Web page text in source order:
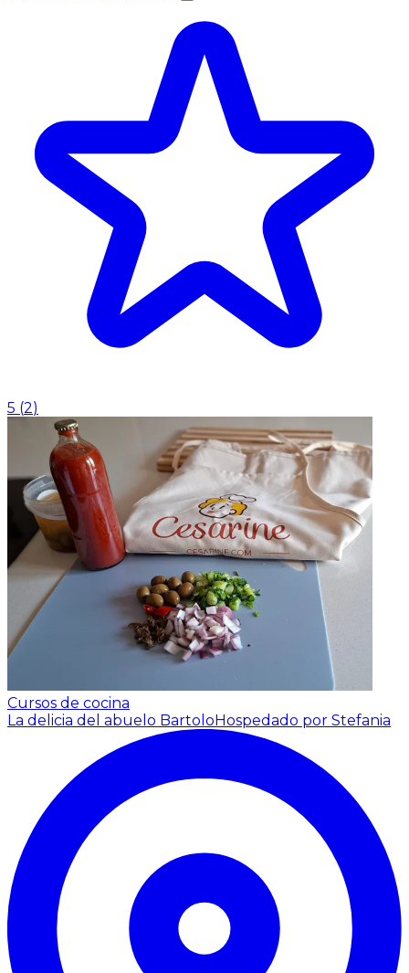
5 (2)
Cursos de cocina
La delicia del abuelo BartoloHospedado por Stefania